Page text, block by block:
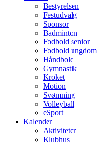
Bestyrelsen
Festudvalg
Sponsor
Badminton
Fodbold senior
Fodbold ungdom
Håndbold
Gymnastik
Kroket
Motion
Svømning
Volleyball
eSport
Kalender
Aktiviteter
Klubhus